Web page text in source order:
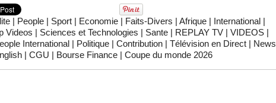
| People | Sport | Economie | Faits-Divers | Afrique | International |
Videos | Sciences et Technologies | Sante | REPLAY TV | VIDEOS |
International | Politique | Contribution | Télévision en Direct | News
| CGU | Bourse Finance | Coupe du monde 2026